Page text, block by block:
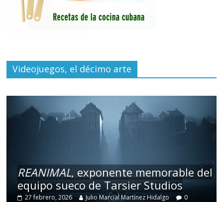
Videojuegos, el décimo arte
REANIMAL, exponente memorable del
equipo sueco de Tarsier Studios
27 febrero, 2026 Julio Marcial Martínez Hidalgo 0